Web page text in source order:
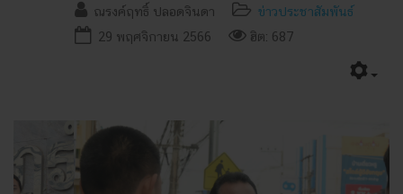
ณรงค์ฤทธิ์ ปลอดจินดา
ข่าวประชาสัมพันธ์
29 พฤศจิกายน 2566
ฮิต: 687